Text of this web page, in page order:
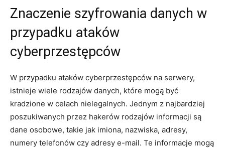
Znaczenie⁣ szyfrowania danych w
przypadku ⁤ataków
⁤cyberprzestępców
W przypadku‌ ataków⁤ cyberprzestępców na serwery,
⁤istnieje ⁢wiele rodzajów danych,‌ które mogą ⁣być
kradzione w celach⁣ nielegalnych. Jednym z ‍najbardziej
poszukiwanych‍ przez hakerów‌ rodzajów informacji⁤ są ​
dane ‌osobowe, ​takie ​jak imiona, nazwiska, adresy,⁢
numery telefonów ⁤czy adresy e-mail. Te ⁣informacje ⁣mogą⁤